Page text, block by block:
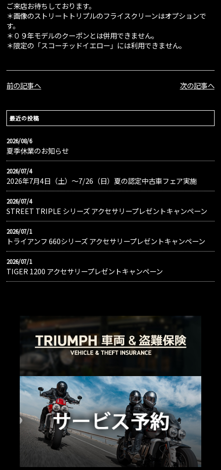
ご来店お待ちしております。
＊画像のストリートトリプルのフライスクリーンはオプションで
す。
＊０９年モデルのクーポンとは併用できません。
＊限定の「スコーチッドイエロー」には利用できません。
前の記事へ 次の記事へ
最近の投稿
2026/08/6
夏季休業のお知らせ
2026/07/4
2026年7月4日（土）〜7/26（日）夏の認定中古車フェア実施
2026/07/4
STREET TRIPLE シリーズ アクセサリープレゼントキャンペーン
2026/07/1
トライアンフ 660シリーズ アクセサリープレゼントキャンペーン
2026/07/1
TIGER 1200 アクセサリープレゼントキャンペーン